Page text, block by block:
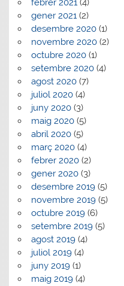
febrer 2021(4)
gener 2021(2)
desembre 2020(1)
novembre 2020(2)
octubre 2020(1)
setembre 2020(4)
agost 2020(7)
juliol 2020(4)
juny 2020(3)
maig 2020(5)
abril 2020(5)
març 2020(4)
febrer 2020(2)
gener 2020(3)
desembre 2019(5)
novembre 2019(5)
octubre 2019(6)
setembre 2019(5)
agost 2019(4)
juliol 2019(4)
juny 2019(1)
maig 2019(4)